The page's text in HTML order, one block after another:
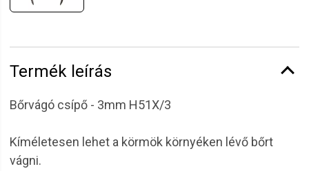
Termék leírás
Bőrvágó csípő - 3mm H51X/3
Kíméletesen lehet a körmök környéken lévő bőrt
vágni.